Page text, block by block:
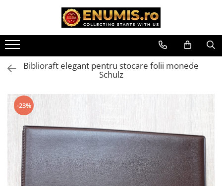
Monede Romania
Albume cu folii pentru stocare
monede
Bibliorafturi
Capsule monede
Cartonase autoadezive
Folii stocare monede
Soluții curățare, pensete, mănuși,
lupa
Biblioraft elegant pentru stocare folii monede
Schulz
-23%